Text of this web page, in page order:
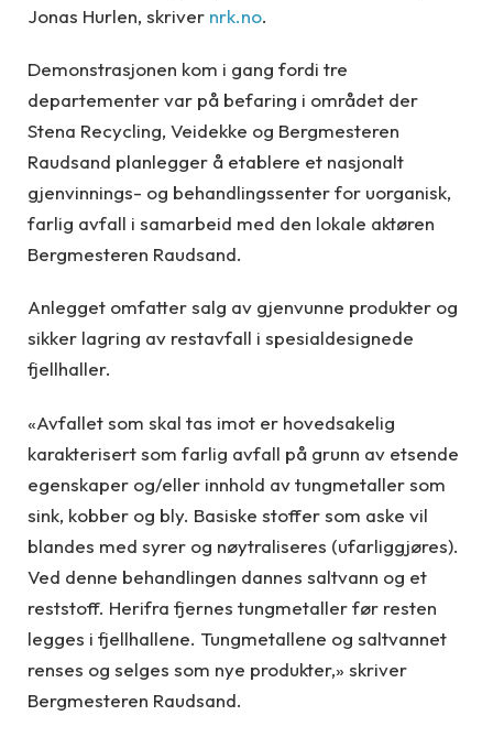
Jonas Hurlen, skriver nrk.no.
Demonstrasjonen kom i gang fordi tre
departementer var på befaring i området der
Stena Recycling, Veidekke og Bergmesteren
Raudsand planlegger å etablere et nasjonalt
gjenvinnings- og behandlingssenter for uorganisk,
farlig avfall i samarbeid med den lokale aktøren
Bergmesteren Raudsand.
Anlegget omfatter salg av gjenvunne produkter og
sikker lagring av restavfall i spesialdesignede
fjellhaller.
«Avfallet som skal tas imot er hovedsakelig
karakterisert som farlig avfall på grunn av etsende
egenskaper og/eller innhold av tungmetaller som
sink, kobber og bly. Basiske stoffer som aske vil
blandes med syrer og nøytraliseres (ufarliggjøres).
Ved denne behandlingen dannes saltvann og et
reststoff. Herifra fjernes tungmetaller før resten
legges i fjellhallene. Tungmetallene og saltvannet
renses og selges som nye produkter,» skriver
Bergmesteren Raudsand.